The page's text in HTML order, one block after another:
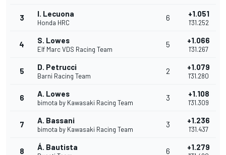
3 I. Lecuona
Honda HRC
6 +1.051
1'31.252
4 S. Lowes
Elf Marc VDS Racing Team
5 +1.066
1'31.267
5 D. Petrucci
Barni Racing Team
2 +1.079
1'31.280
6 A. Lowes
bimota by Kawasaki Racing Team
3 +1.108
1'31.309
7 A. Bassani
bimota by Kawasaki Racing Team
3 +1.236
1'31.437
8 Á. Bautista 6 +1.279